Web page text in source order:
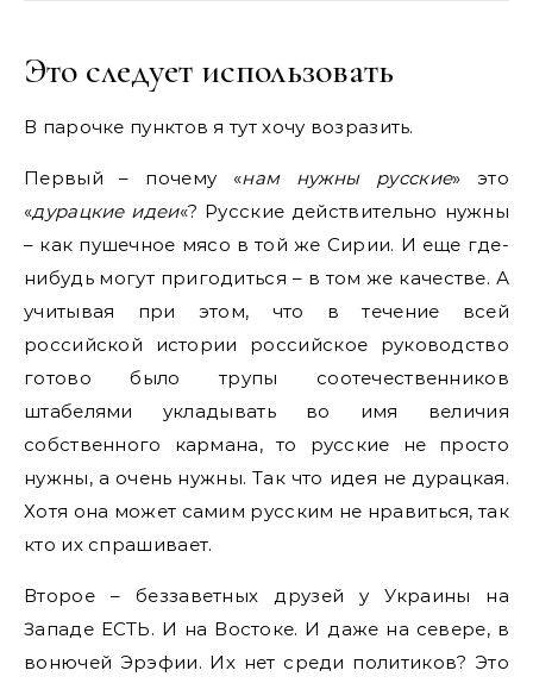
Это следует использовать
В парочке пунктов я тут хочу возразить.
Первый – почему «нам нужны русские» это
«дурацкие идеи«? Русские действительно нужны
– как пушечное мясо в той же Сирии. И еще где-
нибудь могут пригодиться – в том же качестве. А
учитывая при этом, что в течение всей
российской истории российское руководство
готово было трупы соотечественников
штабелями укладывать во имя величия
собственного кармана, то русские не просто
нужны, а очень нужны. Так что идея не дурацкая.
Хотя она может самим русским не нравиться, так
кто их спрашивает.
Второе – беззаветных друзей у Украины на
Западе ЕСТЬ. И на Востоке. И даже на севере, в
вонючей Эрэфии. Их нет среди политиков? Это